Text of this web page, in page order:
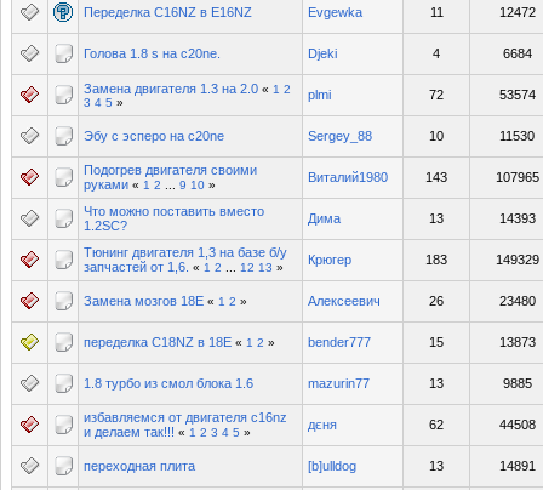
Переделка C16NZ в E16NZ Evgewka 11 12472
Голова 1.8 s на c20ne. Djeki 4 6684
Замена двигателя 1.3 на 2.0 « 1 2
3 4 5 »
plmi 72 53574
Эбу с эсперо на c20ne Sergey_88 10 11530
Подогрев двигателя своими
руками « 1 2 9 10 »
Виталий1980 143 107965
Что можно поставить вместо
1.2SC?
Дима 13 14393
Тюнинг двигателя 1,3 на базе б/у
запчастей от 1,6. « 1 2 12 13 »
Крюгер 183 149329
Замена мозгов 18Е « 1 2 » Алексеевич 26 23480
переделка C18NZ в 18E « 1 2 » bender777 15 13873
1.8 турбо из смол блока 1.6 mazurin77 13 9885
избавляемся от двигателя с16nz
и делаем так!!! « 1 2 3 4 5 »
дєня 62 44508
переходная плита [b]ulldog 13 14891